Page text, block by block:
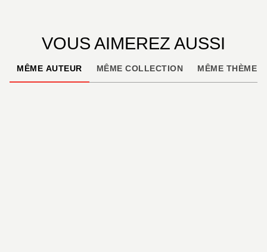
VOUS AIMEREZ AUSSI
MÊME AUTEUR MÊME COLLECTION MÊME THÈME